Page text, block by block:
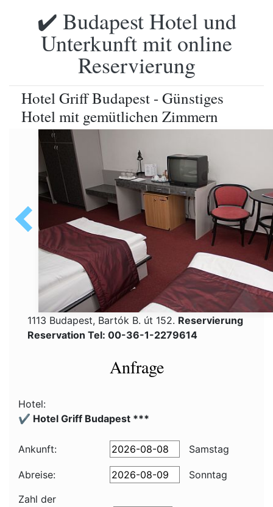
✔️ Budapest Hotel und
Unterkunft mit online
Reservierung
Hotel Griff Budapest - Günstiges
Hotel mit gemütlichen Zimmern
1113 Budapest, Bartók B. út 152. Reservierung
Reservation Tel: 00-36-1-2279614
Anfrage
Hotel:
✔️ Hotel Griff Budapest ***
Ankunft: Samstag
Abreise:
Sonntag
Zahl der